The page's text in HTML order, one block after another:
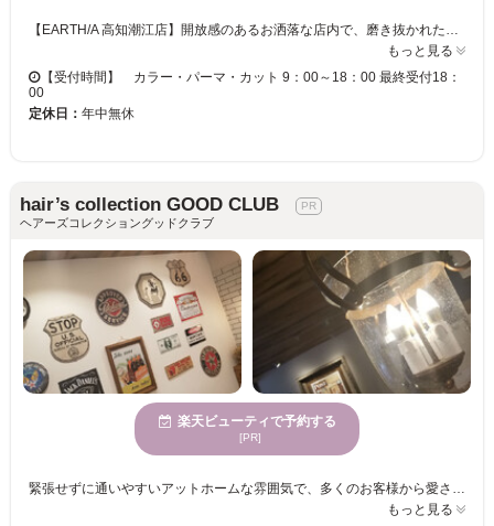
【EARTH/A 高知潮江店】開放感のあるお洒落な店内で、磨き抜かれた技術が味わえます♪ お客様一人ひとりへの丁寧なカウンセリングが魅力的★ベテランの実力派スタイリスト多数在籍！トレンドをプラスして、セルフスタイリングが楽になる再現性の高いスタイルに♪ 【EARTH/A 高知潮江店】で、キレイへの近道を見つけませんか？
もっと見る
【受付時間】 カラー・パーマ・カット 9：00～18：00 最終受付18：
00
定休日： 年中無休
hair’s collection GOOD CLUB
ヘアーズコレクショングッドクラブ
楽天ビューティで予約する
[PR]
もっと見る